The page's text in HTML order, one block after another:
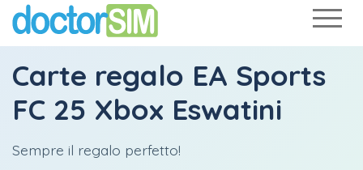
Carte regalo EA Sports
FC 25 Xbox Eswatini
Sempre il regalo perfetto!